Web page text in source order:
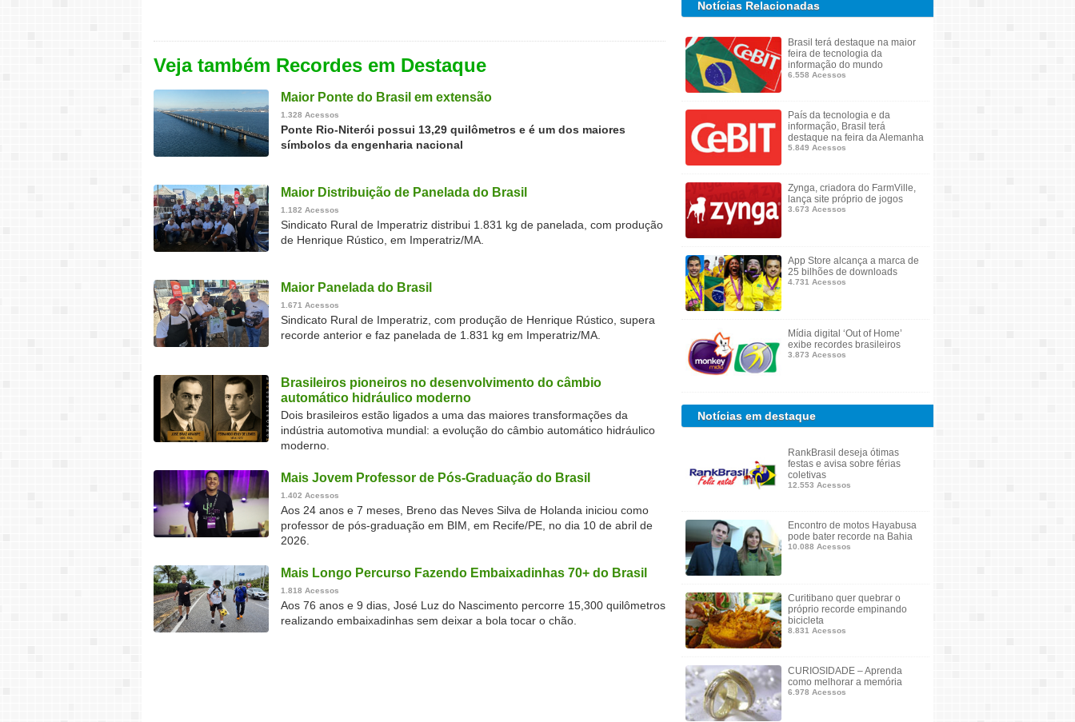
Veja também Recordes em Destaque
Maior Ponte do Brasil em extensão
1.328 Acessos
Ponte Rio-Niterói possui 13,29 quilômetros e é um dos maiores
símbolos da engenharia nacional
Maior Distribuição de Panelada do Brasil
1.182 Acessos
Sindicato Rural de Imperatriz distribui 1.831 kg de panelada, com produção
de Henrique Rústico, em Imperatriz/MA.
Maior Panelada do Brasil
1.671 Acessos
Sindicato Rural de Imperatriz, com produção de Henrique Rústico, supera
recorde anterior e faz panelada de 1.831 kg em Imperatriz/MA.
Brasileiros pioneiros no desenvolvimento do câmbio
automático hidráulico moderno
Dois brasileiros estão ligados a uma das maiores transformações da
indústria automotiva mundial: a evolução do câmbio automático hidráulico
moderno.
Mais Jovem Professor de Pós-Graduação do Brasil
1.402 Acessos
Aos 24 anos e 7 meses, Breno das Neves Silva de Holanda iniciou como
professor de pós-graduação em BIM, em Recife/PE, no dia 10 de abril de
2026.
Mais Longo Percurso Fazendo Embaixadinhas 70+ do Brasil
1.818 Acessos
Aos 76 anos e 9 dias, José Luz do Nascimento percorre 15,300 quilômetros
realizando embaixadinhas sem deixar a bola tocar o chão.
Notícias Relacionadas
Brasil terá destaque na maior
feira de tecnologia da
informação do mundo
6.558 Acessos
País da tecnologia e da
informação, Brasil terá
destaque na feira da Alemanha
5.849 Acessos
Zynga, criadora do FarmVille,
lança site próprio de jogos
3.673 Acessos
App Store alcança a marca de
25 bilhões de downloads
4.731 Acessos
Mídia digital ‘Out of Home’
exibe recordes brasileiros
3.873 Acessos
Notícias em destaque
RankBrasil deseja ótimas
festas e avisa sobre férias
coletivas
12.553 Acessos
Encontro de motos Hayabusa
pode bater recorde na Bahia
10.088 Acessos
Curitibano quer quebrar o
próprio recorde empinando
bicicleta
8.831 Acessos
CURIOSIDADE – Aprenda
como melhorar a memória
6.978 Acessos